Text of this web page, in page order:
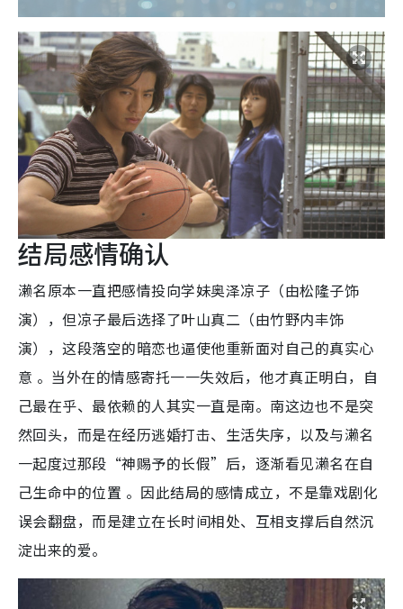
结局感情确认
濑名原本一直把感情投向学妹奥泽凉子（由松隆子饰
演），但凉子最后选择了叶山真二（由竹野内丰饰
演），这段落空的暗恋也逼使他重新面对自己的真实心
意 。当外在的情感寄托一一失效后，他才真正明白，自
己最在乎、最依赖的人其实一直是南。南这边也不是突
然回头，而是在经历逃婚打击、生活失序，以及与濑名
一起度过那段“神赐予的长假”后，逐渐看见濑名在自
己生命中的位置 。因此结局的感情成立，不是靠戏剧化
误会翻盘，而是建立在长时间相处、互相支撑后自然沉
淀出来的爱。